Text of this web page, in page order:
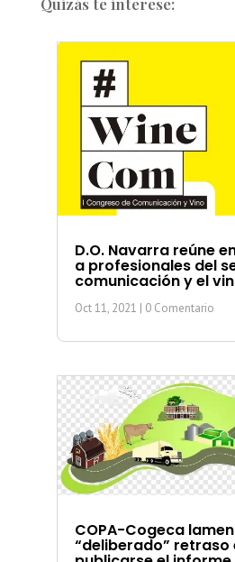
D.O. Navarra reúne
a profesionales del
comunicación y el
Oct 11, 2021 | 0 Comentario
COPA-Cogeca
“deliberado” retraso